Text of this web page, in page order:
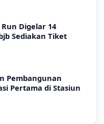
Digelar 14
Sediakan Tiket
Pembangunan
Pertama di Stasiun